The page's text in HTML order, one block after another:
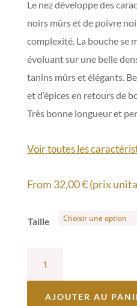
Le nez développe des
noirs mûrs et de poivre
complexité. La bouche se
évoluant sur une belle
tanins mûrs et élégants.
et d’épices en retours de
Très bonne longueur et
Voir toutes les
From 32,00€(prix
Taille
Château
AJOUTER AU